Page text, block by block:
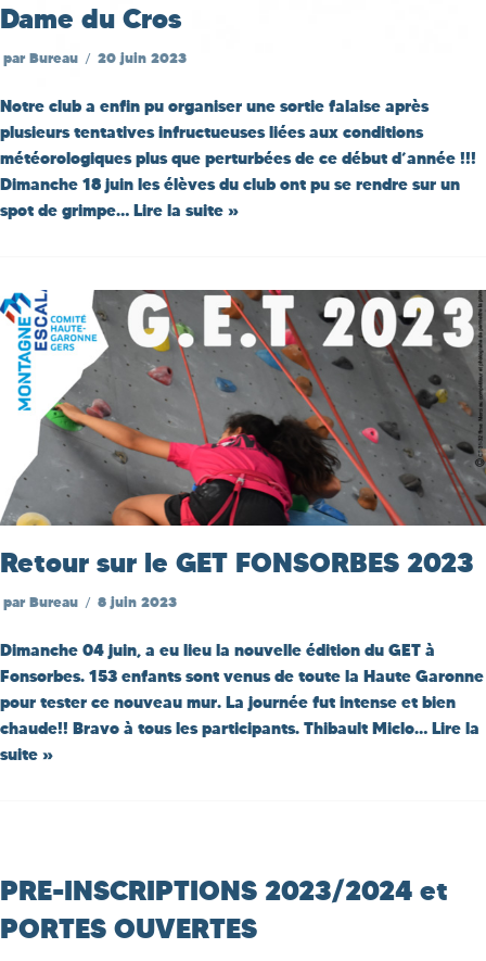
Dame du Cros
par Bureau 20 juin 2023
Notre club a enfin pu organiser une sortie falaise après
plusieurs tentatives infructueuses liées aux conditions
météorologiques plus que perturbées de ce début d’année !!!
Dimanche 18 juin les élèves du club ont pu se rendre sur un
spot de grimpe… Lire la suite »
Retour sur le GET FONSORBES 2023
par Bureau 8 juin 2023
Dimanche 04 juin, a eu lieu la nouvelle édition du GET à
Fonsorbes. 153 enfants sont venus de toute la Haute Garonne
pour tester ce nouveau mur. La journée fut intense et bien
chaude!! Bravo à tous les participants. Thibault Miclo… Lire la
suite »
PRE-INSCRIPTIONS 2023/2024 et
PORTES OUVERTES